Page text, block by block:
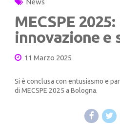
MECSPE
innovazione e
11 Marzo 2025
Si è conclusa con entusiasmo e
di MECSPE 2025 a Bologna.